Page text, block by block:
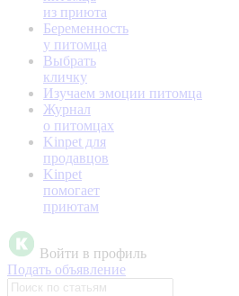
из приюта
Беременность
у питомца
Выбрать
кличку
Изучаем эмоции питомца
Журнал
о питомцах
Kinpet для
продавцов
Kinpet
помогает
приютам
Войти в профиль
Подать объявление